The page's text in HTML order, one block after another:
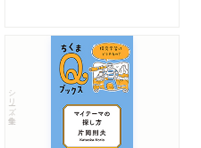
シリーズ・全集